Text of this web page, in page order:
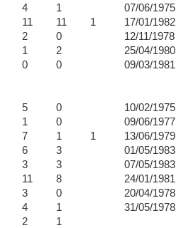
4 1 07/06/1975
11 11 1 17/01/1982
2 0 12/11/1978
1 2 25/04/1980
0 0 09/03/1981
5 0 10/02/1975
1 0 09/06/1977
7 1 1 13/06/1979
6 3 01/05/1983
3 3 07/05/1983
11 8 24/01/1981
3 0 20/04/1978
4 1 31/05/1978
2 1